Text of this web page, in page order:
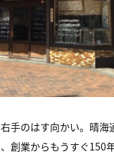
手のはす向かい。晴海
創業からもうすぐ150